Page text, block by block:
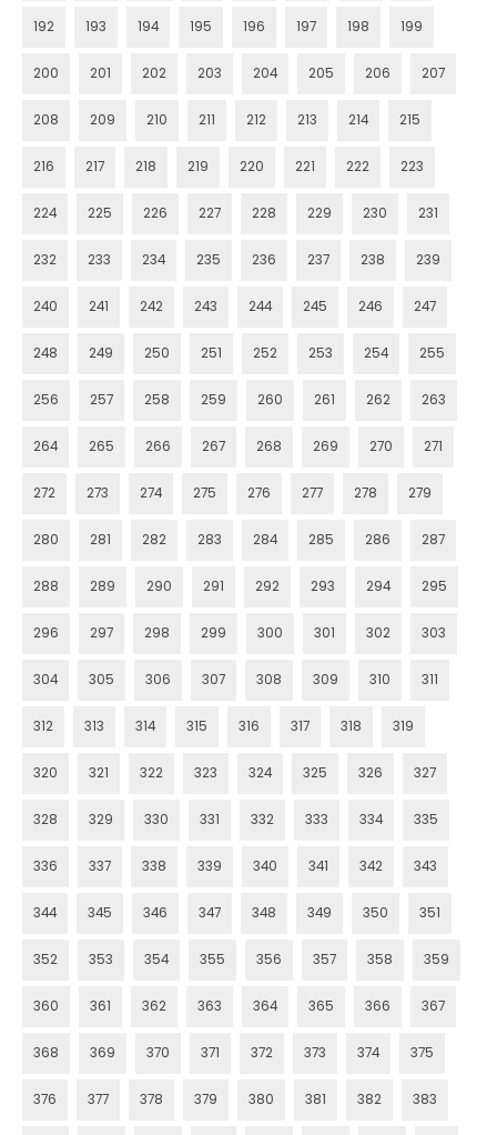
192 193 194 195 196 197 198 199
200 201 202 203 204 205 206 207
208 209 210 211 212 213 214 215
216 217 218 219 220 221 222 223
224 225 226 227 228 229 230 231
232 233 234 235 236 237 238 239
240 241 242 243 244 245 246 247
248 249 250 251 252 253 254 255
256 257 258 259 260 261 262 263
264 265 266 267 268 269 270 271
272 273 274 275 276 277 278 279
280 281 282 283 284 285 286 287
288 289 290 291 292 293 294 295
296 297 298 299 300 301 302 303
304 305 306 307 308 309 310 311
312 313 314 315 316 317 318 319
320 321 322 323 324 325 326 327
328 329 330 331 332 333 334 335
336 337 338 339 340 341 342 343
344 345 346 347 348 349 350 351
352 353 354 355 356 357 358 359
360 361 362 363 364 365 366 367
368 369 370 371 372 373 374 375
376 377 378 379 380 381 382 383